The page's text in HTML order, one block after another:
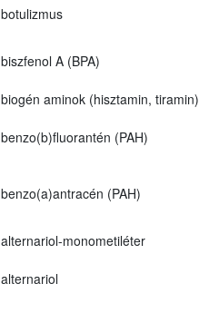
botulizmus
biszfenol A (BPA)
biogén aminok (hisztamin, tiramin)
benzo(b)fluorantén (PAH)
benzo(a)antracén (PAH)
alternariol-monometiléter
alternariol